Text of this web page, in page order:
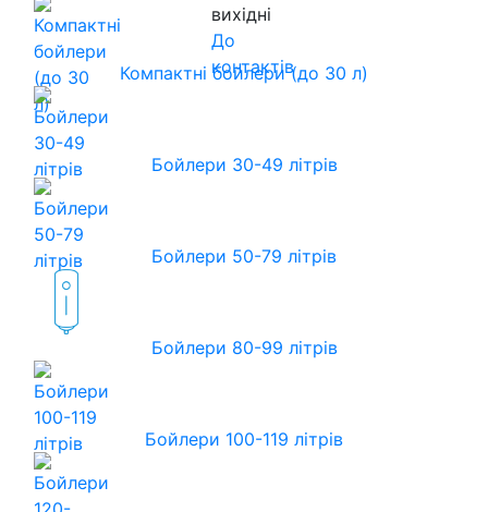
вихідні
До
контактів
Компактні бойлери (до 30 л)
Бойлери 30-49 літрів
Бойлери 50-79 літрів
Бойлери 80-99 літрів
Бойлери 100-119 літрів